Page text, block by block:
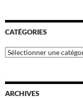
CATÉGORIES
Catégories
ARCHIVES